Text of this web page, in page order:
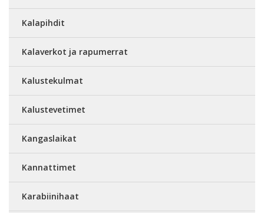
Kalapihdit
Kalaverkot ja rapumerrat
Kalustekulmat
Kalustevetimet
Kangaslaikat
Kannattimet
Karabiinihaat